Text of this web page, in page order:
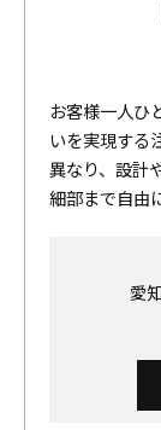
お客様一人ひ
いを実現する
異なり、設計
細部まで自由
愛